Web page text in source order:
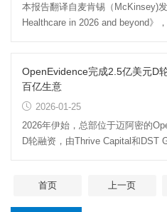
本报告翻译自麦肯锡（McKinsey)
Healthcare in 2026 and beyond》
OpenEvidence完成2.5亿美元D
百亿生意
2026-01-25
2026年伊始，总部位于迈阿密的
D轮融资，由Thrive Capital和DST
首页 上一页